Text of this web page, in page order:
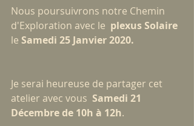
Nous poursuivrons notre Chemin
d'Exploration avec le plexus Solaire
le Samedi 25 Janvier 2020.
Je serai heureuse de partager cet
atelier avec vous Samedi 21
Décembre de 10h à 12h.